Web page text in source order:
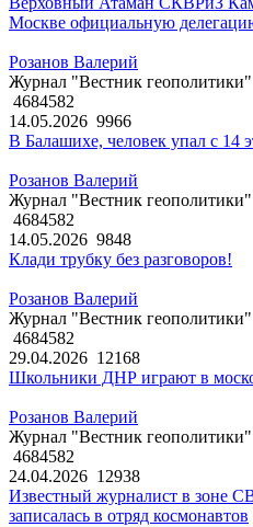
Москве официальную
Розанов Валерий
Журнал "Вестник геополитики"
4684582
14.05.2026 9966
В Балашихе, человек упал с 14
Розанов Валерий
Журнал "Вестник геополитики"
4684582
14.05.2026 9848
Клади трубку без разговоров!
Розанов Валерий
Журнал "Вестник геополитики"
4684582
29.04.2026 12168
Школьники ДНР играют в
Розанов Валерий
Журнал "Вестник геополитики"
4684582
24.04.2026 12938
Известный журналист в зоне
записалась в отряд космонавтов